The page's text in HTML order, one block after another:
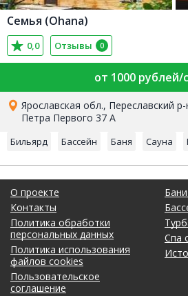
Семья (Ohana)
0,0 Отзывы 0
от 1000 рублей/
Ярославская обл., Переславский
Петра Первого 37 А
Бильярд Бассейн Баня Сауна
О проекте
Контакты
Политика обработки
персональных данных
Политика использования
файлов cookies
Пользовательское
соглашение
Спа